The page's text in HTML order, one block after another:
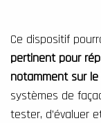
Ce dispositif
pertinent pour
notamment sur le
systèmes de
tester, d’évaluer